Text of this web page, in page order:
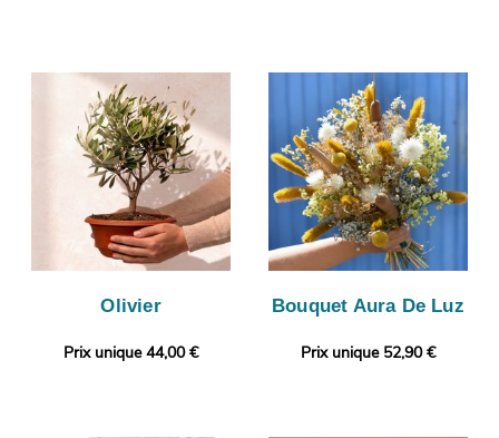
Olivier
Prix unique 44,00 €
Bouquet Aura De Luz
Prix unique 52,90 €